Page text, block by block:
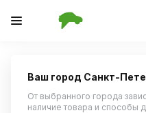
Поиск по артикулу
Ваш город Санкт-
От выбранного города
наличие товара и способы